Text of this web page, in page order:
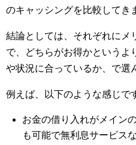
のキャッシングを比較してき
結論としては、それぞれにメ
で、どちらがお得かというよ
や状況に合っているか、で選
例えば、以下のような感じで
お金の借り入れがメイン
も可能で無利息サービス